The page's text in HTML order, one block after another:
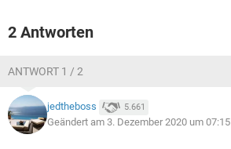
2 Antworten
ANTWORT 1 / 2
jedtheboss 5.661
Geändert am 3. Dezember 2020 um 07:15